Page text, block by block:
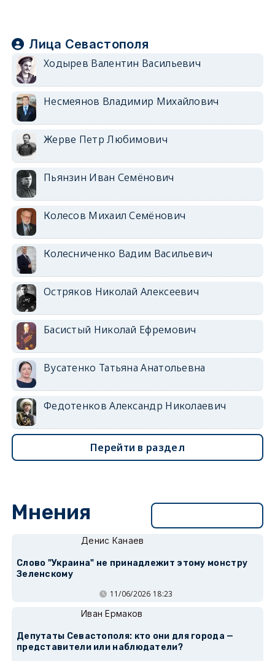
Лица Севастополя
Ходырев Валентин Васильевич
Несмеянов Владимир Михайлович
Жерве Петр Любимович
Пьянзин Иван Семёнович
Колесов Михаил Семёнович
Колесниченко Вадим Васильевич
Остряков Николай Алексеевич
Басистый Николай Ефремович
Вусатенко Татьяна Анатольевна
Федотенков Александр Николаевич
Перейти в раздел
Мнения
Денис Канаев
Слово "Украина" не принадлежит этому монстру
Зеленскому
11/06/2026 18:23
Иван Ермаков
Депутаты Севастополя: кто они для города —
представители или наблюдатели?